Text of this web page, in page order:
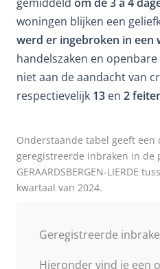
woningen blijken een
werd er ingebroken in een
handelszaken en
niet aan de aandacht van
respectievelijk 13 en 2
Onderstaande tabel geeft
geregistreerde inbraken in de
GERAARDSBERGEN-LIERDE
kwartaal van 2024.
Geregistreerde
Hieronder vind je een